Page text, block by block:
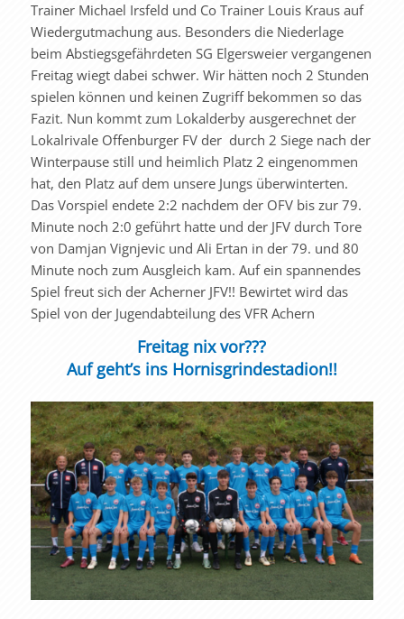
Trainer Michael Irsfeld und Co Trainer Louis Kraus auf
Wiedergutmachung aus. Besonders die Niederlage
beim Abstiegsgefährdeten SG Elgersweier vergangenen
Freitag wiegt dabei schwer. Wir hätten noch 2 Stunden
spielen können und keinen Zugriff bekommen so das
Fazit. Nun kommt zum Lokalderby ausgerechnet der
Lokalrivale Offenburger FV der durch 2 Siege nach der
Winterpause still und heimlich Platz 2 eingenommen
hat, den Platz auf dem unsere Jungs überwinterten.
Das Vorspiel endete 2:2 nachdem der OFV bis zur 79.
Minute noch 2:0 geführt hatte und der JFV durch Tore
von Damjan Vignjevic und Ali Ertan in der 79. und 80
Minute noch zum Ausgleich kam. Auf ein spannendes
Spiel freut sich der Acherner JFV!! Bewirtet wird das
Spiel von der Jugendabteilung des VFR Achern
Freitag nix vor???
Auf geht’s ins Hornisgrindestadion!!